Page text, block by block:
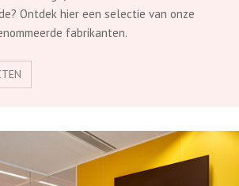
Ontdek hier een selectie van onze
fabrikanten.